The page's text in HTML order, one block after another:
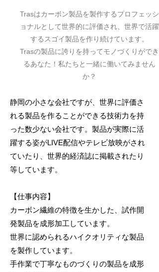
Trasは​カーボン製品を製作するプロフェッシ
ョナルとして世界的に評価され、世界で活躍
するスゴイ製品を作り続けています。
Trasの製品に誇りを持ってモノづくりができ
るあなた！私たちと一緒に働いてみません
か？
静岡の小さな会社ですが、世界に評価さ
れる製品を作ることができる技術力を持
った数少ない会社です。製品が実際に活
躍する姿がLIVE配信やテレビ放映がされ
ていたり、世界的経済誌に掲載されたり
等しています。
【仕事内容】
カーボン繊維の特徴を生かした、試作開
発製品を成形加工しています。
世界に認められるハイクオリティな製品
を製作しています。
手作業で丁寧なものづくりの製品を成形